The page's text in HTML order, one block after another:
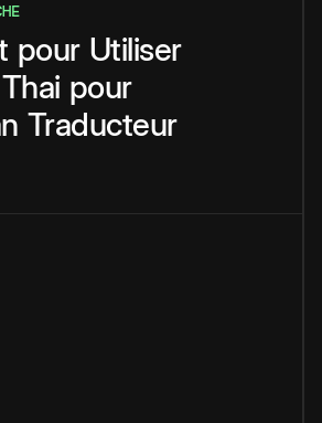
pour Utiliser
Thai pour
Traducteur